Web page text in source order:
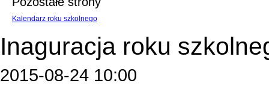
Kalendarz roku szkolnego
Inaguracja roku
2015-08-24 10:00